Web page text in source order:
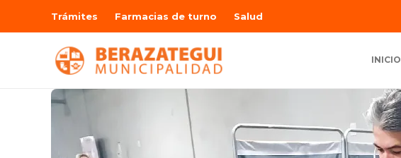
Trámites Farmacias de turno Salud
INICIO